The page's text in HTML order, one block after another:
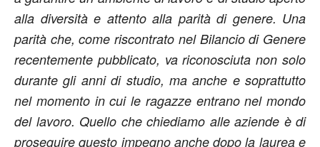
alla diversità e attento alla parità di genere. Una
parità che, come riscontrato nel Bilancio di Genere
recentemente pubblicato, va riconosciuta non solo
durante gli anni di studio, ma anche e soprattutto
nel momento in cui le ragazze entrano nel mondo
del lavoro. Quello che chiediamo alle aziende è di
proseguire questo impegno anche dopo la laurea e